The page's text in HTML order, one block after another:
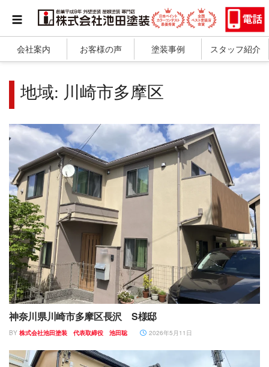
会社案内 お客様の声 塗装事例 スタッフ紹介
地域: 川崎市多摩区
神奈川県川崎市多摩区長沢 S様邸
BY 株式会社池田塗装 代表取締役 池田聡 2026年5月11日